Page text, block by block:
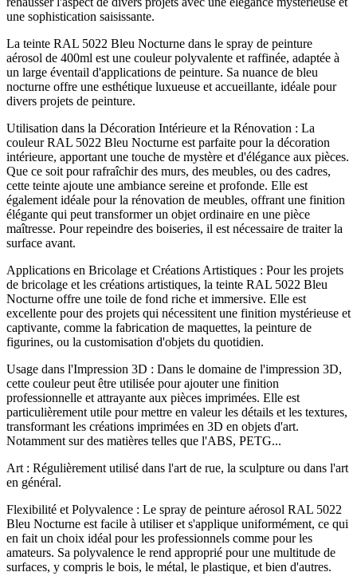
une sophistication saisissante.
La teinte RAL 5022 Bleu Nocturne dans le spray de peinture
aérosol de 400ml est une couleur polyvalente et raffinée, adaptée à
un large éventail d'applications de peinture. Sa nuance de bleu
nocturne offre une esthétique luxueuse et accueillante, idéale pour
divers projets de peinture.
Utilisation dans la Décoration Intérieure et la Rénovation : La
couleur RAL 5022 Bleu Nocturne est parfaite pour la décoration
intérieure, apportant une touche de mystère et d'élégance aux pièces.
Que ce soit pour rafraîchir des murs, des meubles, ou des cadres,
cette teinte ajoute une ambiance sereine et profonde. Elle est
également idéale pour la rénovation de meubles, offrant une finition
élégante qui peut transformer un objet ordinaire en une pièce
maîtresse. Pour repeindre des boiseries, il est nécessaire de traiter la
surface avant.
Applications en Bricolage et Créations Artistiques : Pour les projets
de bricolage et les créations artistiques, la teinte RAL 5022 Bleu
Nocturne offre une toile de fond riche et immersive. Elle est
excellente pour des projets qui nécessitent une finition mystérieuse et
captivante, comme la fabrication de maquettes, la peinture de
figurines, ou la customisation d'objets du quotidien.
Usage dans l'Impression 3D : Dans le domaine de l'impression 3D,
cette couleur peut être utilisée pour ajouter une finition
professionnelle et attrayante aux pièces imprimées. Elle est
particulièrement utile pour mettre en valeur les détails et les textures,
transformant les créations imprimées en 3D en objets d'art.
Notamment sur des matières telles que l'ABS, PETG...
Art : Régulièrement utilisé dans l'art de rue, la sculpture ou dans l'art
en général.
Flexibilité et Polyvalence : Le spray de peinture aérosol RAL 5022
Bleu Nocturne est facile à utiliser et s'applique uniformément, ce qui
en fait un choix idéal pour les professionnels comme pour les
amateurs. Sa polyvalence le rend approprié pour une multitude de
surfaces, y compris le bois, le métal, le plastique, et bien d'autres.